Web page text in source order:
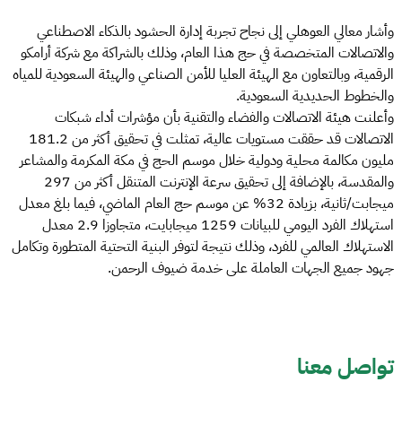
وأشار معالي العوهلي إلى نجاح تجربة إدارة الحشود بالذكاء الاصطناعي
والاتصالات المتخصصة في حج هذا العام، وذلك بالشراكة مع شركة أرامكو
الرقمية، وبالتعاون مع الهيئة العليا للأمن الصناعي والهيئة السعودية للمياه
والخطوط الحديدية السعودية.
وأعلنت هيئة الاتصالات والفضاء والتقنية بأن مؤشرات أداء شبكات
الاتصالات قد حققت مستويات عالية، تمثلت في تحقيق أكثر من 181.2
مليون مكالمة محلية ودولية خلال موسم الحج في مكة المكرمة والمشاعر
والمقدسة، بالإضافة إلى تحقيق سرعة الإنترنت المتنقل أكثر من 297
ميجابت/ثانية، بزيادة 32% عن موسم حج العام الماضي، فيما بلغ معدل
استهلاك الفرد اليومي للبيانات 1259 ميجابايت، متجاوزا 2.9 معدل
الاستهلاك العالمي للفرد، وذلك نتيجة لتوفر البنية التحتية المتطورة وتكامل
جهود جميع الجهات العاملة على خدمة ضيوف الرحمن.
تواصل معنا